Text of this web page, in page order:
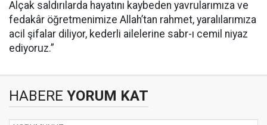
Alçak saldırılarda hayatını kaybeden yavrularımıza ve
fedakâr öğretmenimize Allah’tan rahmet, yaralılarımıza
acil şifalar diliyor, kederli ailelerine sabr-ı cemil niyaz
ediyoruz.”
HABERE YORUM KAT